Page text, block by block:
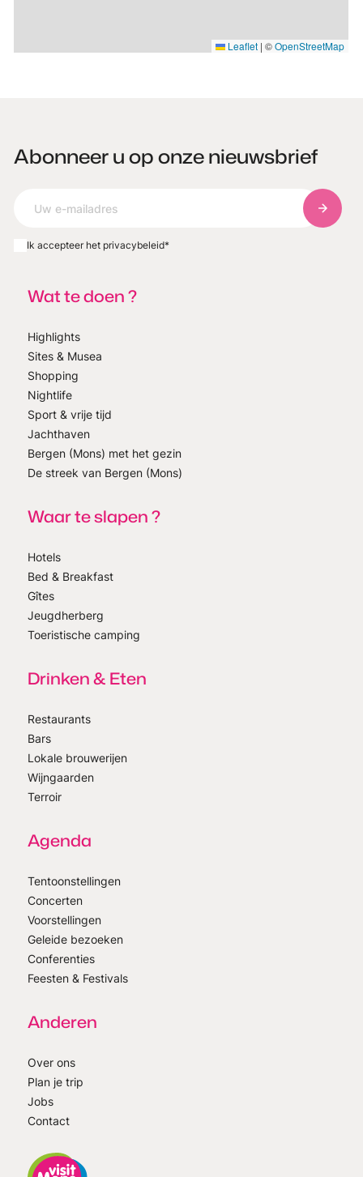
Leaflet | ©OpenStreetMap
Abonneer u op onze nieuwsbrief
Ik accepteer het privacybeleid*
Wat te doen ?
Highlights
Sites & Musea
Shopping
Nightlife
Sport & vrije tijd
Jachthaven
Bergen (Mons) met het gezin
De streek van Bergen (Mons)
Waar te slapen ?
Hotels
Bed & Breakfast
Gîtes
Jeugdherberg
Toeristische camping
Drinken & Eten
Restaurants
Bars
Lokale brouwerijen
Wijngaarden
Terroir
Agenda
Tentoonstellingen
Concerten
Voorstellingen
Geleide bezoeken
Conferenties
Feesten & Festivals
Anderen
Over ons
Plan je trip
Jobs
Contact